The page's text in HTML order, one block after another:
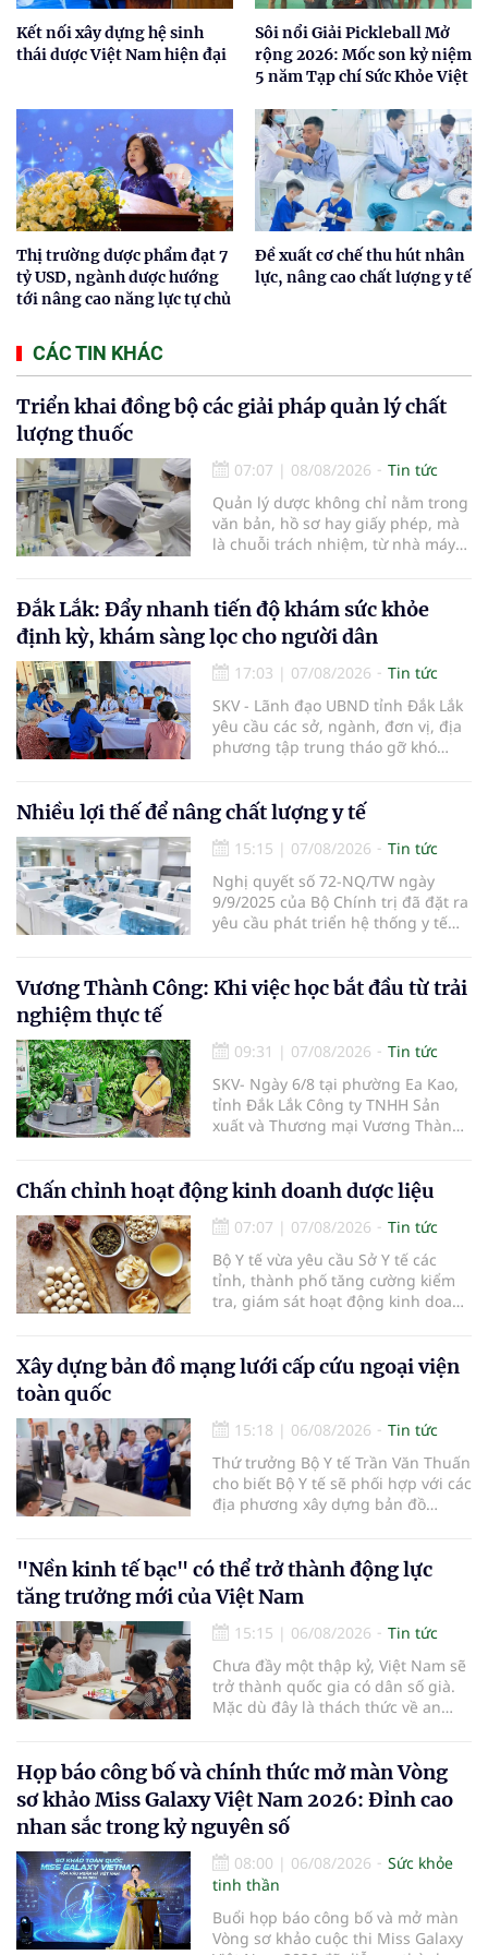
Kết nối xây dựng hệ sinh
thái dược Việt Nam hiện đại
Sôi nổi Giải Pickleball Mở
rộng 2026: Mốc son kỷ niệm
5 năm Tạp chí Sức Khỏe Việt
Thị trường dược phẩm đạt 7
tỷ USD, ngành dược hướng
tới nâng cao năng lực tự chủ
Đề xuất cơ chế thu hút nhân
lực, nâng cao chất lượng y tế
CÁC TIN KHÁC
Triển khai đồng bộ các giải pháp quản lý chất
lượng thuốc
07:07 | 08/08/2026
Tin tức
Quản lý dược không chỉ nằm trong
văn bản, hồ sơ hay giấy phép, mà
là chuỗi trách nhiệm, từ nhà máy
bệnh... Ngành y tế từng bước tiêu
chuẩn hóa, quy chuẩn hóa và hội
nhập quốc tế nhằm giúp cho
người dân tiếp cận thuốc an toàn,
chất lượng, hiệu quả và giá hợp lý.
Đắk Lắk: Đẩy nhanh tiến độ khám sức khỏe
định kỳ, khám sàng lọc cho người dân
17:03 | 07/08/2026
Tin tức
SKV - Lãnh đạo UBND tỉnh Đắk Lắk
yêu cầu các sở, ngành, đơn vị, địa
phương tập trung tháo gỡ khó
sàng lọc cho 100% người dân trên
địa bàn tỉnh trong tháng 10/2026.
Nhiều lợi thế để nâng chất lượng y tế
15:15 | 07/08/2026
Tin tức
Nghị quyết số 72-NQ/TW ngày
9/9/2025 của Bộ Chính trị đã đặt ra
yêu cầu phát triển hệ thống y tế
Vương Thành Công: Khi việc học bắt đầu từ trải
nghiệm thực tế
09:31 | 07/08/2026
Tin tức
SKV- Ngày 6/8 tại phường Ea Kao,
tỉnh Đắk Lắk Công ty TNHH Sản
xuất và Thương mại Vương Thành
tham gia của các chủ doanh
nghiệp, chủ quán cà phê, hợp tác
xã, người làm nông nghiệp và
những người yêu thích cà phê.
Chấn chỉnh hoạt động kinh doanh dược liệu
07:07 | 07/08/2026
Tin tức
Bộ Y tế vừa yêu cầu Sở Y tế các
tỉnh, thành phố tăng cường kiểm
tra, giám sát hoạt động kinh doanh
Xây dựng bản đồ mạng lưới cấp cứu ngoại viện
toàn quốc
15:18 | 06/08/2026
Tin tức
Thứ trưởng Bộ Y tế Trần Văn Thuấn
cho biết Bộ Y tế sẽ phối hợp với các
địa phương xây dựng bản đồ
thiện cơ chế tài chính và đa dạng
hóa phương tiện nhằm nâng cao
năng lực cấp cứu trước viện trên
phạm vi cả nước.
"Nền kinh tế bạc" có thể trở thành động lực
tăng trưởng mới của Việt Nam
15:15 | 06/08/2026
Tin tức
Chưa đầy một thập kỷ, Việt Nam sẽ
trở thành quốc gia có dân số già.
Mặc dù đây là thách thức về an
có giá trị hàng tỷ USD.
Họp báo công bố và chính thức mở màn Vòng
sơ khảo Miss Galaxy Việt Nam 2026: Đỉnh cao
nhan sắc trong kỷ nguyên số
08:00 | 06/08/2026
Sức khỏe
tinh thần
Buổi họp báo công bố và mở màn
Vòng sơ khảo cuộc thi Miss Galaxy